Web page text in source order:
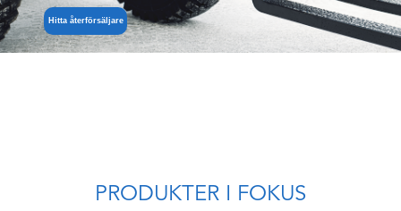
Hitta återförsäljare
PRODUKTER I FOKUS